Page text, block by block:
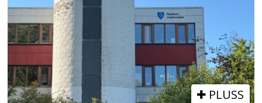
PLUSS